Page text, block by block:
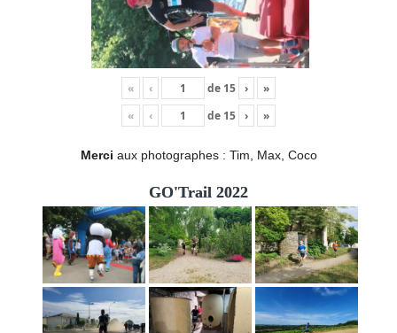
« ‹ de 15 ›
»
«
‹ de 15 › »
Merci aux photographes : Tim, Max, Coco
GO'Trail 2022